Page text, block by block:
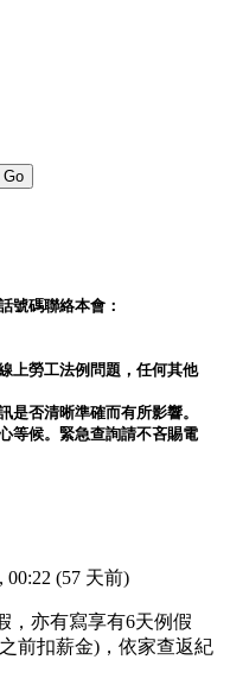
號碼聯絡本會：
上勞工法例問題，任何其他
是否清晰準確而有所影響。
等候。緊急查詢請不吝賜電
00:22 (57 天前)
，亦有寫享有6天例假
前扣薪金)，依家查返紀